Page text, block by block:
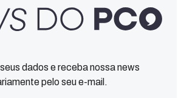
dados e receba nossa news
pelo seu e-mail.